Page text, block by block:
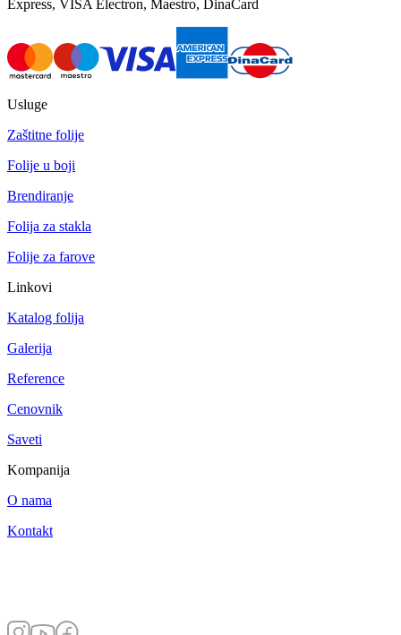
Express, VISA Electron, Maestro, DinaCard
Usluge
Zaštitne folije
Folije u boji
Brendiranje
Folija za stakla
Folije za farove
Linkovi
Katalog folija
Galerija
Reference
Cenovnik
Saveti
Kompanija
O nama
Kontakt